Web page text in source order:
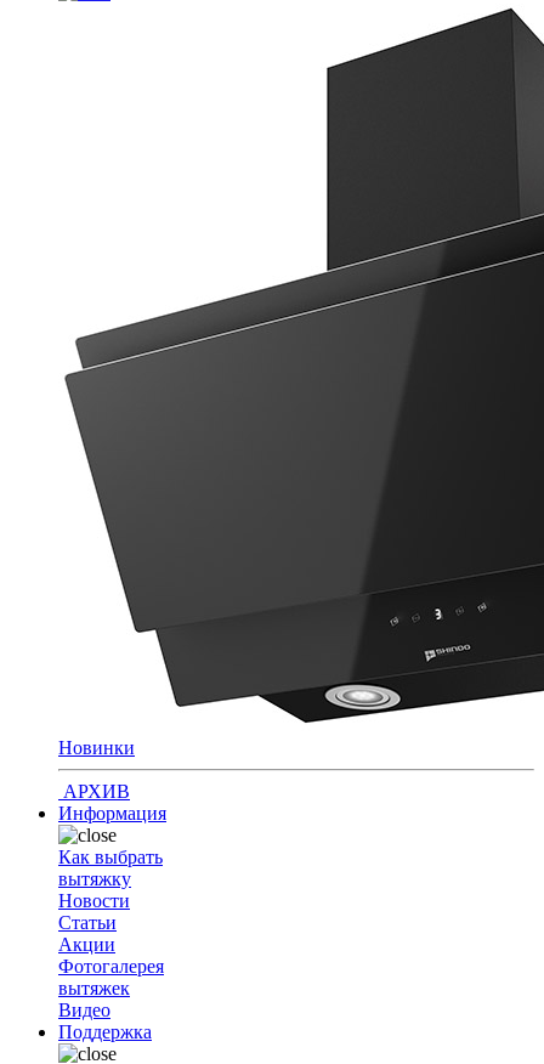
Новинки
АРХИВ
Информация
Как выбрать
вытяжку
Новости
Статьи
Акции
Фотогалерея
вытяжек
Видео
Поддержка